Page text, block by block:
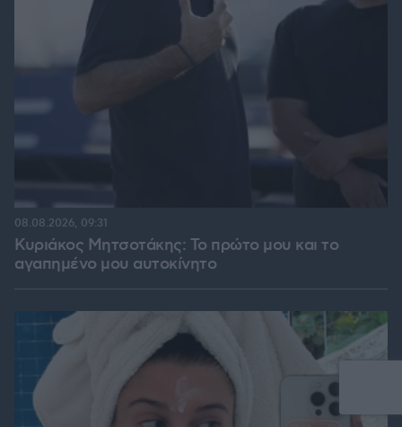
Κυριάκος Μητσοτάκης: Το πρώτο μου και το
αγαπημένο μου αυτοκίνητο
08.08.2026, 09:31